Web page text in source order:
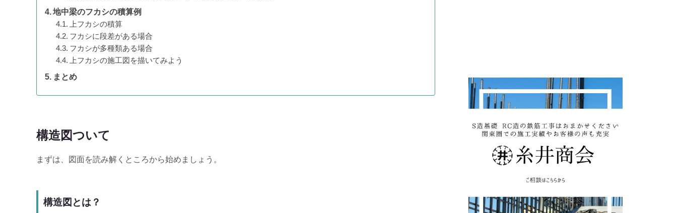
地中梁のフカシの積算例
上フカシの積算
フカシに段差がある場合
フカシが多種類ある場合
上フカシの施工図を描いてみよう
まとめ
構造図ついて
まずは、図面を読み解くところから始めましょう。
構造図とは？